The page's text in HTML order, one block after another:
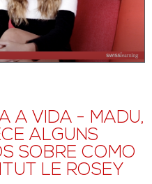
A VIDA - MADU,
ALGUNS
SOBRE COMO
LE ROSEY